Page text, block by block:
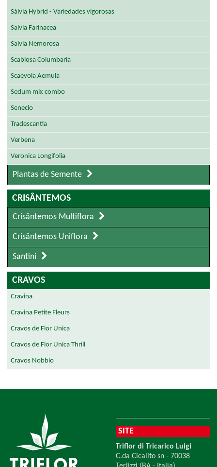
Sálvia Hybrid - Variedades vigorosas
Salvia Farinacea
Salvia Nemorosa
Scabiosa Columbaria
Scaevola Aemula
Sedum mix combo
Senecio
Tradescantia
Verbena
Veronica Longifolia
Plantas de Semente
CRISÂNTEMOS
Crisântemos Multiflora
Crisântemos Uniflora
Santini
CRAVOS
Cravina
Cravina Petite Fleurs
Cravos de Flor Unica
Cravos de Flor Unica Thrill
Cravos Nobbio
SITE
Triflor di Tricarico Luigi
C.da Cicalito sn - 70038